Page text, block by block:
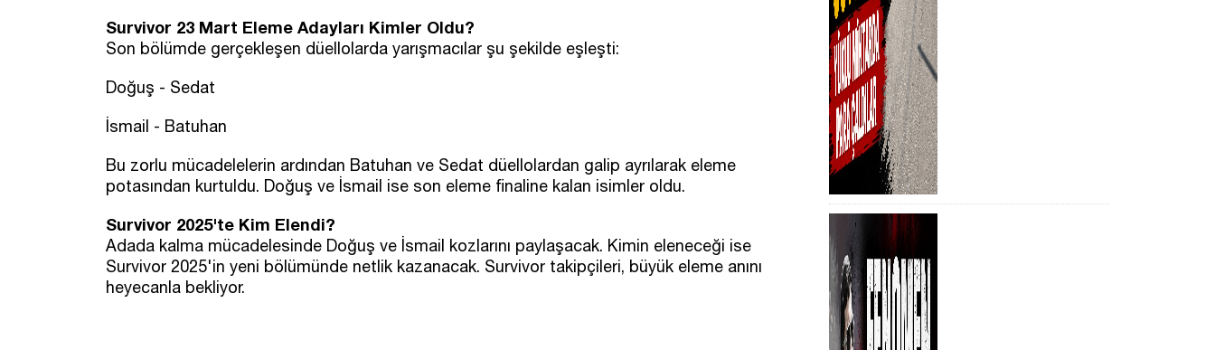
Survivor 23 Mart Eleme Adayları Kimler Oldu?
Son bölümde gerçekleşen düellolarda yarışmacılar şu şekilde eşleşti:
Doğuş - Sedat
İsmail - Batuhan
Bu zorlu mücadelelerin ardından Batuhan ve Sedat düellolardan galip ayrılarak eleme
potasından kurtuldu. Doğuş ve İsmail ise son eleme finaline kalan isimler oldu.
Survivor 2025'te Kim Elendi?
Adada kalma mücadelesinde Doğuş ve İsmail kozlarını paylaşacak. Kimin eleneceği ise
Survivor 2025'in yeni bölümünde netlik kazanacak. Survivor takipçileri, büyük eleme anını
heyecanla bekliyor.